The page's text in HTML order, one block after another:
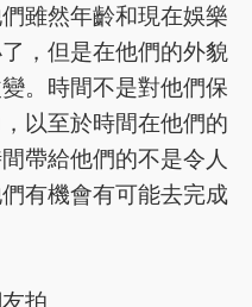
雖然年齡和現在娛樂
，但是在他們的外貌
。時間不是對他們保
以至於時間在他們的
帶給他們的不是令人
有機會有可能去完成